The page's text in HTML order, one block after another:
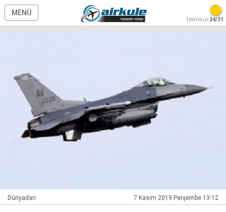
MENÜ
İstanbul 24/31
Dünyadan 7 Kasım 2019 Perşembe 13:12